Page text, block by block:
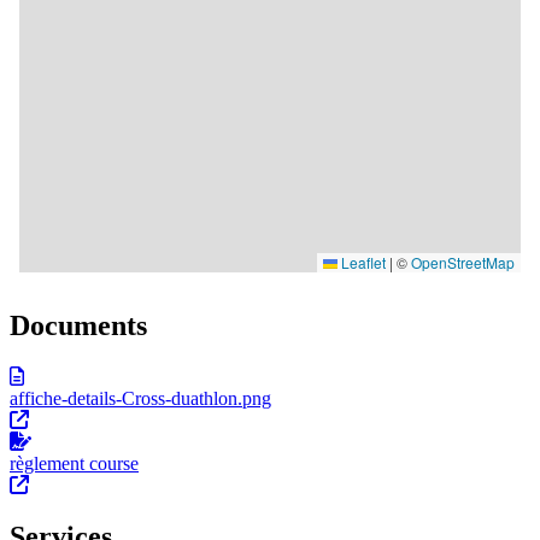
Documents
affiche-details-Cross-duathlon.png
règlement course